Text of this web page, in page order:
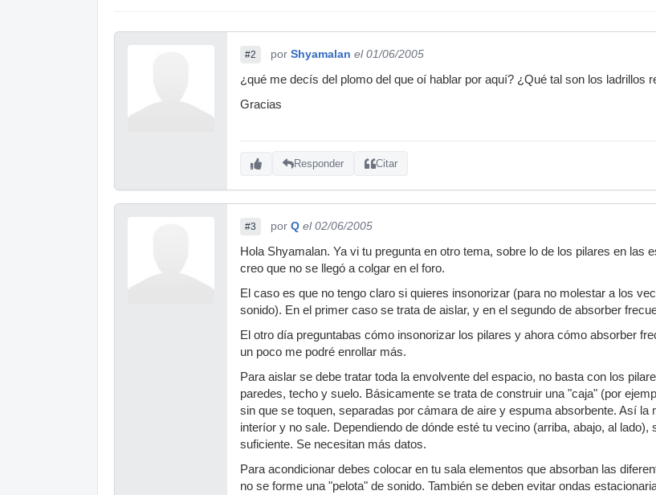
#2 por Shyamalan el 01/06/2005
¿qué me decís del plomo del que oí hablar por aquí? ¿Qué tal son los ladrillos
Gracias
Responder Citar
#3 por Q el 02/06/2005
Hola Shyamalan. Ya vi tu pregunta en otro tema, sobre lo de los pilares en las
creo que no se llegó a colgar en el foro.
El caso es que no tengo claro si quieres insonorizar (para no molestar a los
sonido). En el primer caso se trata de aislar, y en el segundo de absorber
El otro día preguntabas cómo insonorizar los pilares y ahora cómo absorber
un poco me podré enrollar más.
Para aislar se debe tratar toda la envolvente del espacio, no basta con los
paredes, techo y suelo. Básicamente se trata de construir una "caja" (por
sin que se toquen, separadas por cámara de aire y espuma absorbente. Así
interíor y no sale. Dependiendo de dónde esté tu vecino (arriba, abajo, al
suficiente. Se necesitan más datos.
Para acondicionar debes colocar en tu sala elementos que absorban las
no se forme una "pelota" de sonido. También se deben evitar ondas